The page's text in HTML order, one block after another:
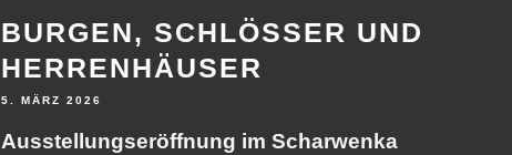
BURGEN, SCHLÖSSER UND
HERRENHÄUSER
5. MÄRZ 2026
Ausstellungseröffnung im Scharwenka